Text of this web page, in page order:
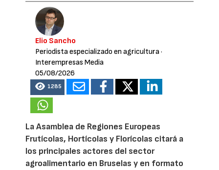
Elio Sancho
Periodista especializado en agricultura·
Interempresas Media
05/08/2026
1285
La Asamblea de Regiones Europeas
Frutícolas, Hortícolas y Florícolas citará a
los principales actores del sector
agroalimentario en Bruselas y en formato